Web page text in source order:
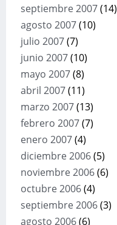
septiembre 2007(14)
agosto 2007(10)
julio 2007(7)
junio 2007(10)
mayo 2007(8)
abril 2007(11)
marzo 2007(13)
febrero 2007(7)
enero 2007(4)
diciembre 2006(5)
noviembre 2006(6)
octubre 2006(4)
septiembre 2006(3)
agosto 2006(6)